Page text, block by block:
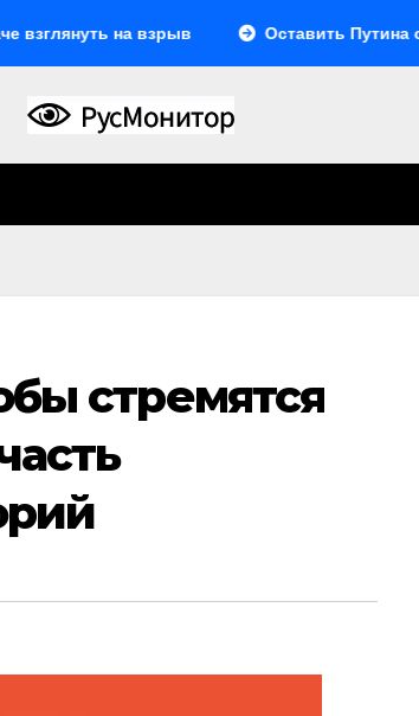
на взрыв Оставить Путина одного
стремятся